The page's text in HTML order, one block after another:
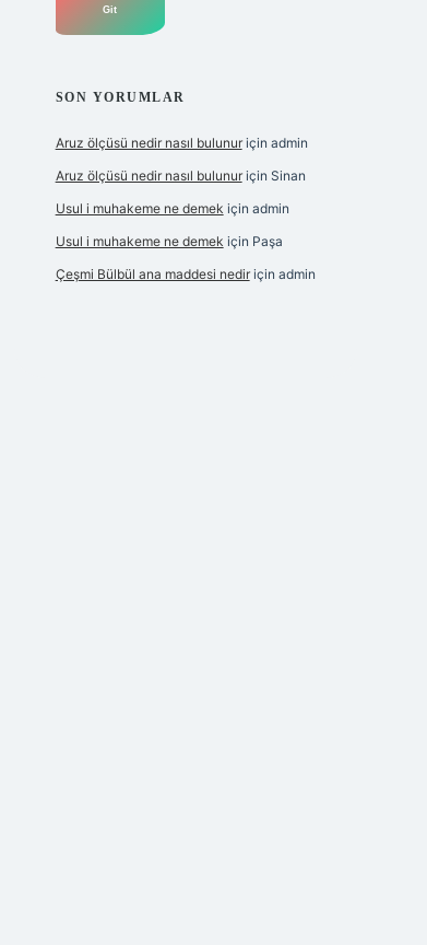
SON YORUMLAR
Aruz ölçüsü nedir nasıl bulunuriçin admin
Aruz ölçüsü nedir nasıl bulunuriçin Sinan
Usul i muhakeme ne demek için admin
Usul i muhakeme ne demek için Paşa
Çeşmi Bülbül ana maddesi nediriçin admin